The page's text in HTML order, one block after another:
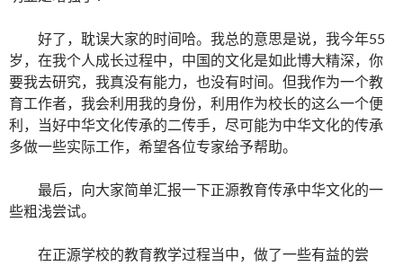
好了，耽误大家的时间哈。我总的意思是说，我今年55
岁，在我个人成长过程中，中国的文化是如此博大精深，你
要我去研究，我真没有能力，也没有时间。但我作为一个教
育工作者，我会利用我的身份，利用作为校长的这么一个便
利，当好中华文化传承的二传手，尽可能为中华文化的传承
多做一些实际工作，希望各位专家给予帮助。
最后，向大家简单汇报一下正源教育传承中华文化的一
些粗浅尝试。
在正源学校的教育教学过程当中，做了一些有益的尝